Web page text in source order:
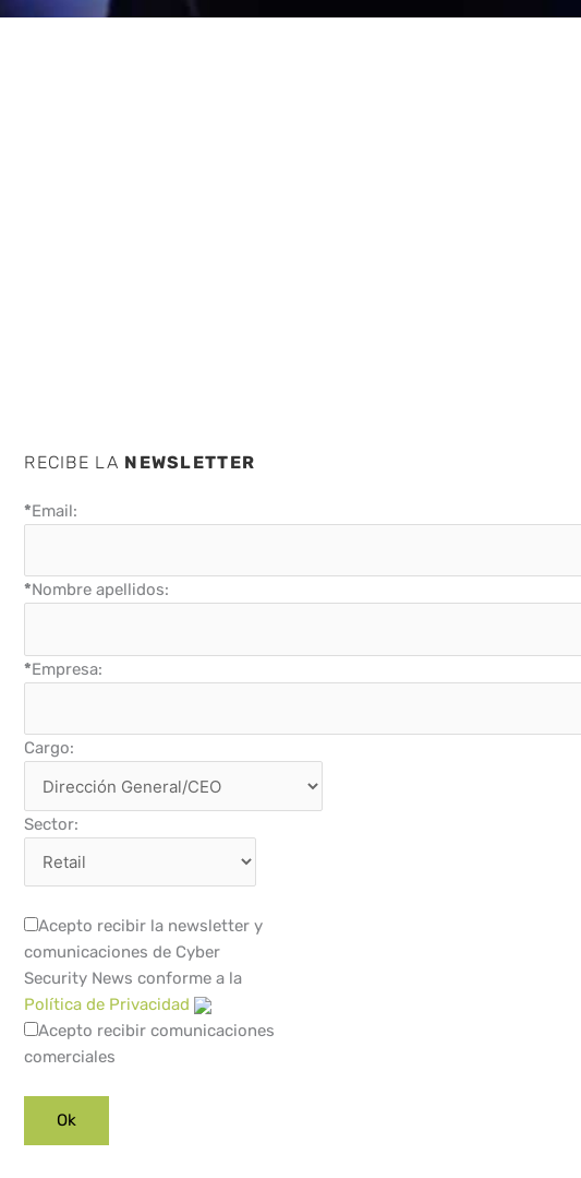
RECIBE LA NEWSLETTER
*Email:
*Nombre apellidos:
*Empresa:
Cargo:
Sector:
Acepto recibir la newsletter y
comunicaciones de Cyber
Security News conforme a la
Política de Privacidad
Acepto recibir comunicaciones
comerciales